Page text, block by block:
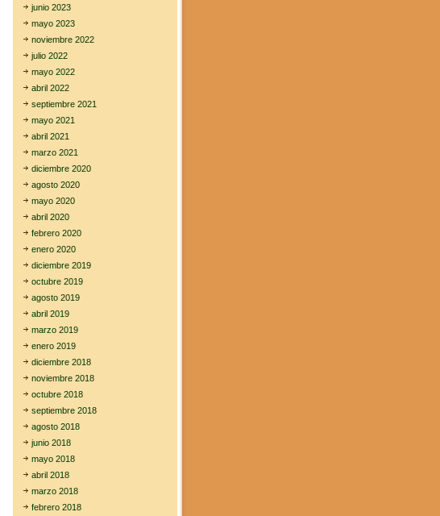
junio 2023
mayo 2023
noviembre 2022
julio 2022
mayo 2022
abril 2022
septiembre 2021
mayo 2021
abril 2021
marzo 2021
diciembre 2020
agosto 2020
mayo 2020
abril 2020
febrero 2020
enero 2020
diciembre 2019
octubre 2019
agosto 2019
abril 2019
marzo 2019
enero 2019
diciembre 2018
noviembre 2018
octubre 2018
septiembre 2018
agosto 2018
junio 2018
mayo 2018
abril 2018
marzo 2018
febrero 2018